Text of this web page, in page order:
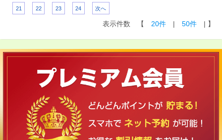
21 22 23 24 次へ
表示件数 【 20件 | 50件 | 】